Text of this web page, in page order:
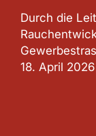
Durch die
18. April 2026